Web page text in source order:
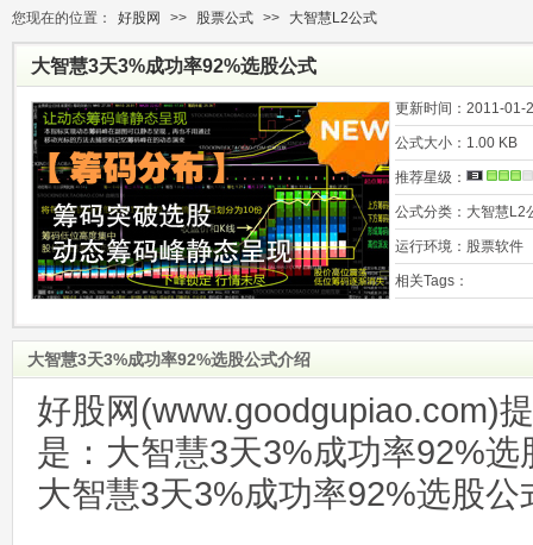
您现在的位置： 好股网 >> 股票公式 >> 大智慧L2公式
大智慧3天3%成功率92%选股公式
更新时间： 2011-01-
公式大小： 1.00 KB
推荐星级：
公式分类： 大智慧L2
运行环境： 股票软件
相关Tags：
大智慧3天3%成功率92%选股公式介绍
好股网(www.goodgupiao.com)
是：大智慧3天3%成功率92%选
大智慧3天3%成功率92%选股公